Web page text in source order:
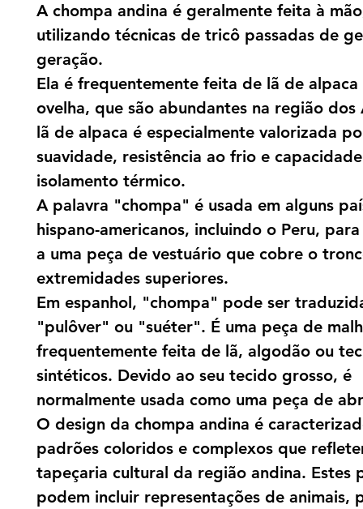
A chompa andina é geralmente feita à
utilizando técnicas de tricô passadas de
geração.
Ela é frequentemente feita de lã de alpaca
ovelha, que são abundantes na região dos
lã de alpaca é especialmente valorizada
suavidade, resistência ao frio e
isolamento térmico.
A palavra "chompa" é usada em alguns
hispano-americanos, incluindo o Peru,
a uma peça de vestuário que cobre o
extremidades superiores.
Em espanhol, "chompa" pode ser
"pulôver" ou "suéter". É uma peça de
frequentemente feita de lã, algodão ou
sintéticos. Devido ao seu tecido grosso, é
normalmente usada como uma peça de
O design da chompa andina é
padrões coloridos e complexos que
tapeçaria cultural da região andina. Estes
podem incluir representações de animais,